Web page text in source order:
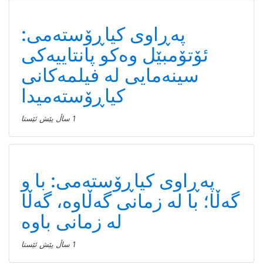
پەڕاوی کیاڕۆستەمی:
ئۆتۆمبێل وەکو پانتاییەکی
سینەمایی لە فیلمەکانی
کیاڕۆستەمیدا
1 ساڵ پێش ئێستا
پەڕاوی کیاڕۆستەمی: با و
گەڵا؛ با لە زمانی گەڵاوە، گەڵا
لە زمانی باوە
1 ساڵ پێش ئێستا